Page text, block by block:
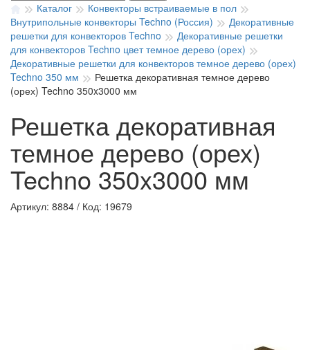
Каталог
Конвекторы встраиваемые в пол
Внутрипольные конвекторы Techno (Россия)
Декоративные
решетки для конвекторов Techno
Декоративные решетки
для конвекторов Techno цвет темное дерево (орех)
Декоративные решетки для конвекторов темное дерево (орех)
Techno 350 мм
Решетка декоративная темное дерево
(орех) Techno 350x3000 мм
Решетка декоративная
темное дерево (орех)
Techno 350x3000 мм
Артикул: 8884 / Код: 19679